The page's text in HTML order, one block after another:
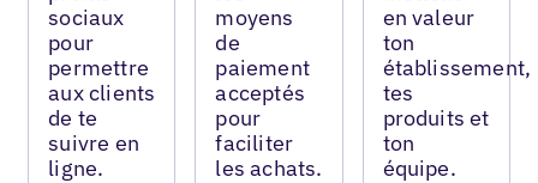
sociaux
pour
permettre
aux clients
de te
suivre en
ligne.
moyens
de
paiement
acceptés
pour
faciliter
les achats.
en valeur
ton
établissement,
tes
produits et
ton
équipe.